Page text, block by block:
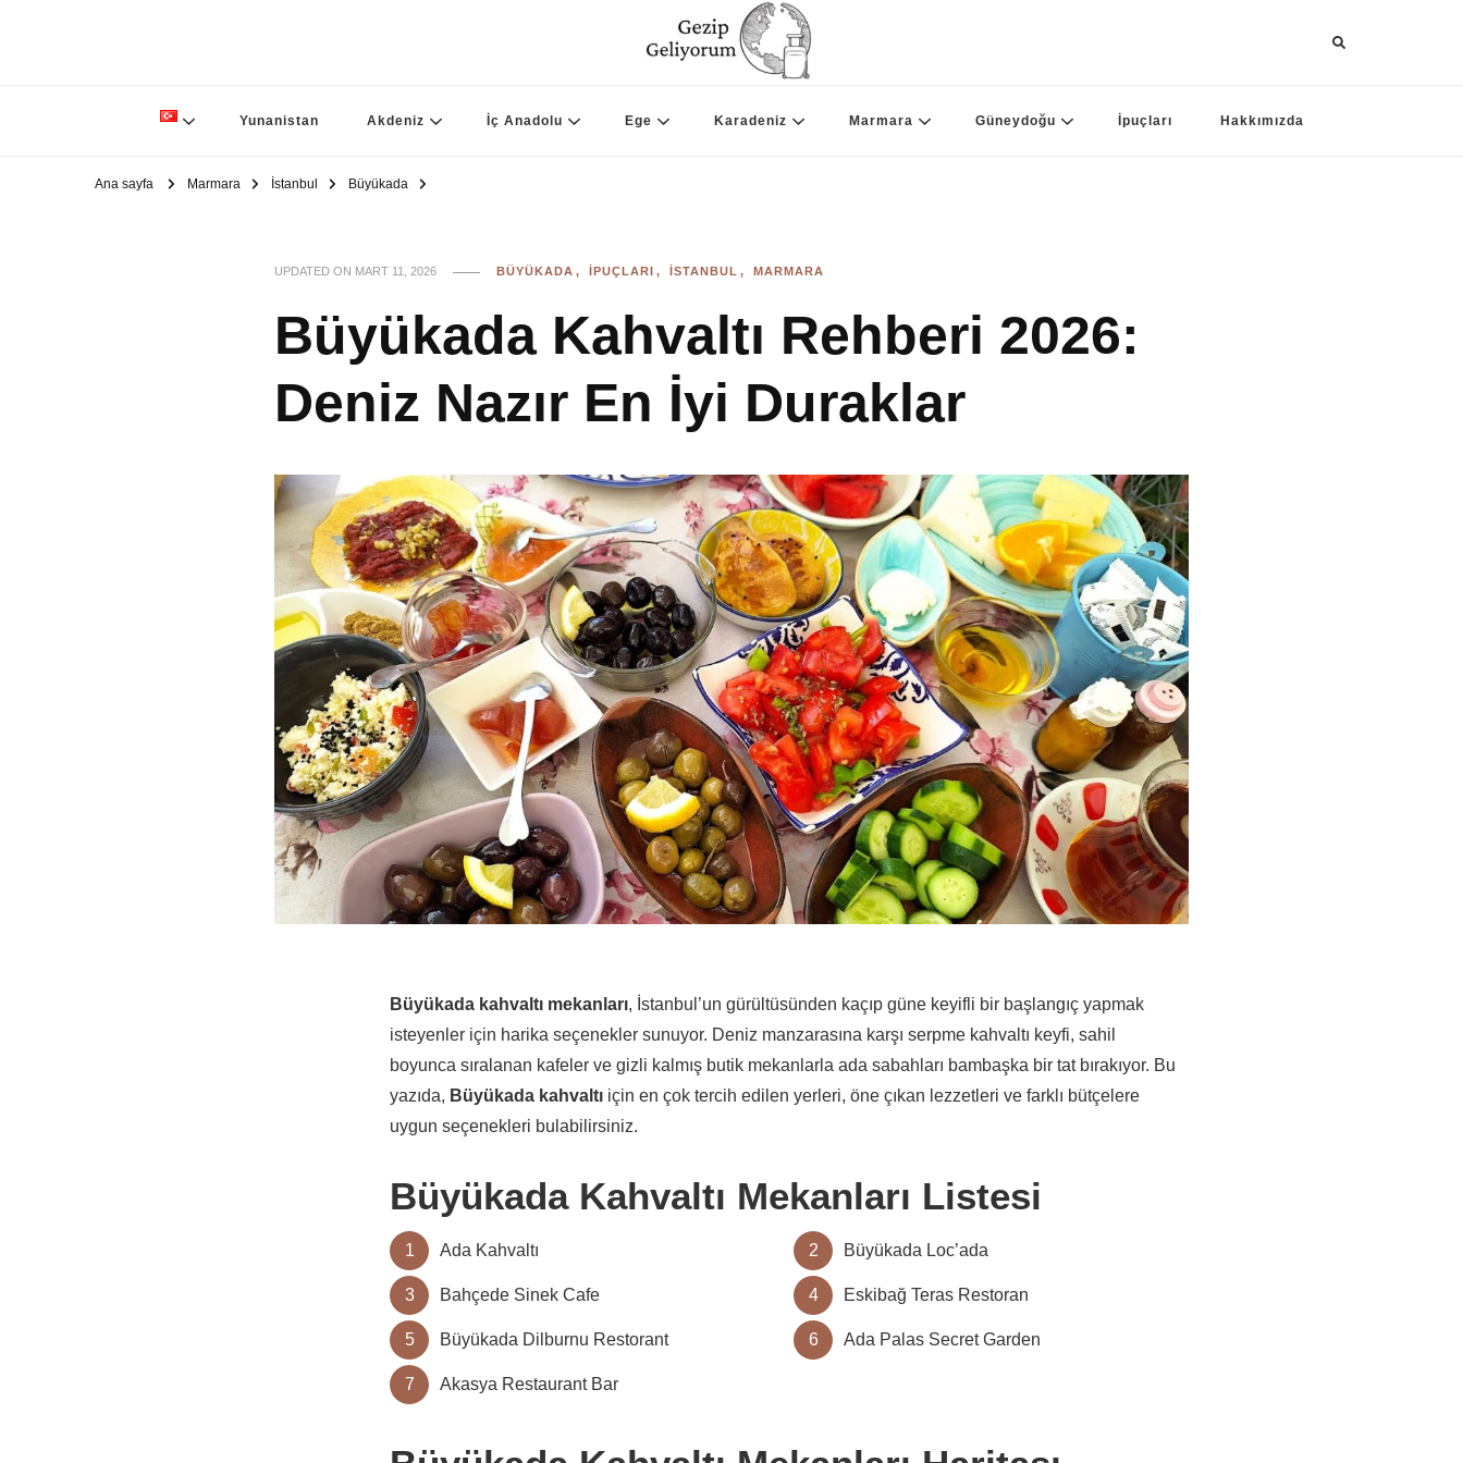
Yunanistan Akdeniz İç Anadolu Ege Karadeniz Marmara Güneydoğu İpuçları Hakkımızda
Ana sayfa Marmara İstanbul Büyükada
UPDATED ON MART 11, 2026 BÜYÜKADA İPUÇLARI İSTANBUL MARMARA
Büyükada Kahvaltı Rehberi 2026:
Deniz Nazır En İyi Duraklar
Büyükada kahvaltı mekanları, İstanbul’un gürültüsünden kaçıp güne keyifli bir başlangıç yapmak
isteyenler için harika seçenekler sunuyor. Deniz manzarasına karşı serpme kahvaltı keyfi, sahil
boyunca sıralanan kafeler ve gizli kalmış butik mekanlarla ada sabahları bambaşka bir tat bırakıyor. Bu
yazıda, Büyükada kahvaltı için en çok tercih edilen yerleri, öne çıkan lezzetleri ve farklı bütçelere
uygun seçenekleri bulabilirsiniz.
Büyükada Kahvaltı Mekanları Listesi
1 Ada Kahvaltı 2 Büyükada Loc’ada
3 Bahçede Sinek Cafe 4 Eskibağ Teras Restoran
5 Büyükada Dilburnu Restorant 6 Ada Palas Secret Garden
7 Akasya Restaurant Bar